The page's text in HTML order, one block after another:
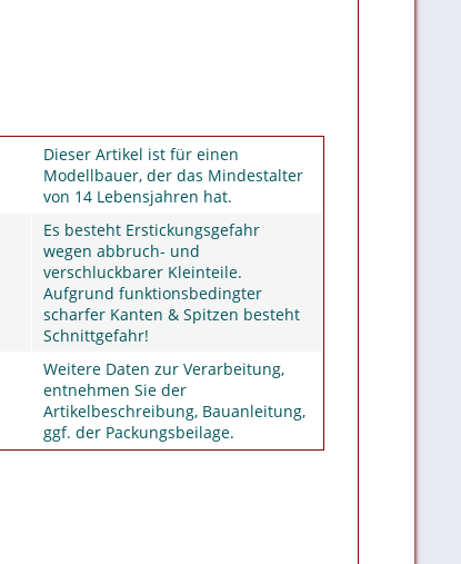
Dieser Artikel ist für einen
Modellbauer, der das Mindestalter
von 14 Lebensjahren hat.
Es besteht Erstickungsgefahr
wegen abbruch- und
verschluckbarer Kleinteile.
Aufgrund funktionsbedingter
scharfer Kanten & Spitzen besteht
Schnittgefahr!
Weitere Daten zur Verarbeitung,
entnehmen Sie der
Artikelbeschreibung, Bauanleitung,
ggf. der Packungsbeilage.